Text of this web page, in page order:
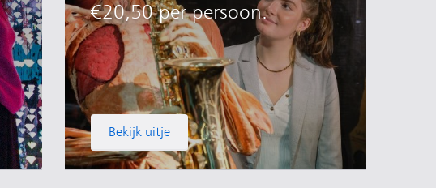
€20,50 per persoon.
Bekijk uitje